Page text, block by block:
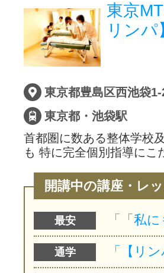
東京
リンパ
東京都豊島区西池袋
東京都・池袋駅
首都圏に数ある整体学校
も 特に完全個別指導に
開講中の講座・レ
最安
通学